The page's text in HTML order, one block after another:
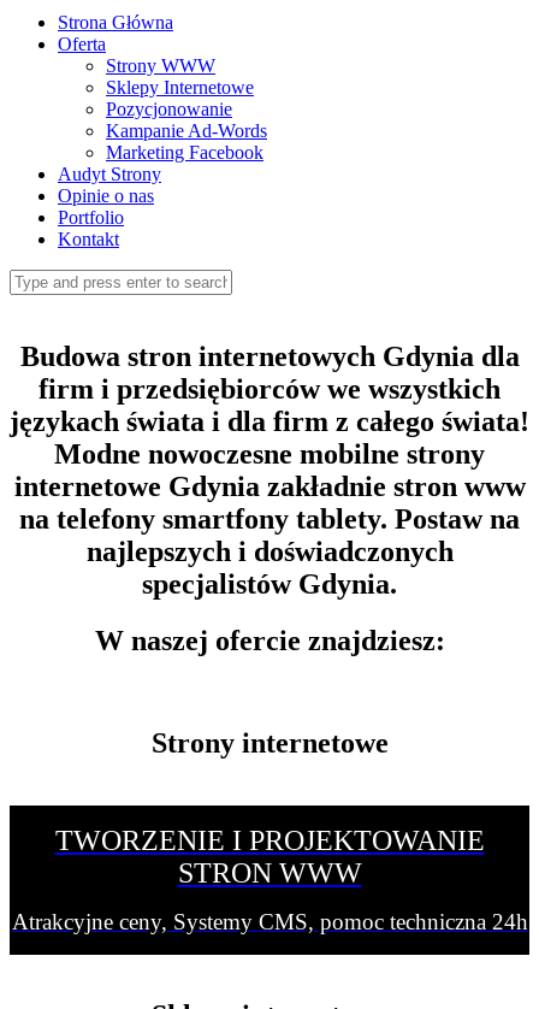
Strona Główna
Oferta
Strony WWW
Sklepy Internetowe
Pozycjonowanie
Kampanie Ad-Words
Marketing Facebook
Audyt Strony
Opinie o nas
Portfolio
Kontakt
Budowa stron internetowych Gdynia dla
firm i przedsiębiorców we wszystkich
językach świata i dla firm z całego świata!
Modne nowoczesne mobilne strony
internetowe Gdynia zakładnie stron www
na telefony smartfony tablety. Postaw na
najlepszych i doświadczonych
specjalistów Gdynia.
W naszej ofercie znajdziesz:
Strony internetowe
TWORZENIE I PROJEKTOWANIE
STRON WWW
Atrakcyjne ceny, Systemy CMS, pomoc techniczna 24h